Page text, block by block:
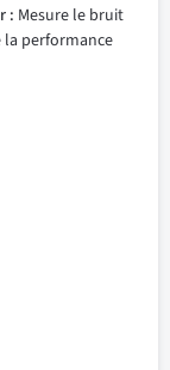
: Mesure le bruit
performance